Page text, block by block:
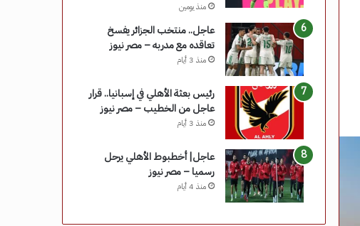
منذ يومين
عاجل.. منتخب الجزائر يفسخ
تعاقده مع مدربه – مصر نيوز
منذ 3 أيام
رئيس بعثة الأهلي في إسبانيا.. قرار
عاجل من الخطيب – مصر نيوز
منذ 3 أيام
عاجل| أخطبوط الأهلي يرحل
رسميا – مصر نيوز
منذ 4 أيام